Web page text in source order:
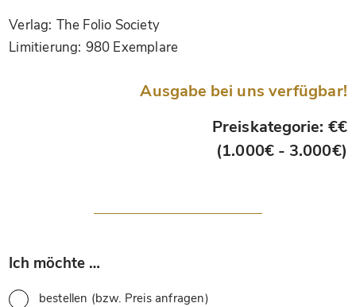
Verlag: The Folio Society
Limitierung: 980 Exemplare
Ausgabe bei uns verfügbar!
Preiskategorie: €€
(1.000€ - 3.000€)
Ich möchte …
bestellen (bzw. Preis anfragen)